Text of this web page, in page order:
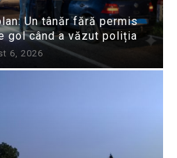
Un tânăr fără permis
gol când a văzut poliția
6, 2026